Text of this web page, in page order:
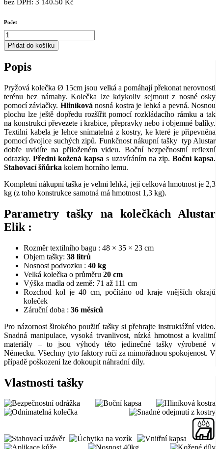
bez DPH: 3 140.50 Kč
Počet
Přidat do košíku
Popis
Pryžová kolečka Ø 15cm jsou velká a pomáhají překonat nerovnosti
terénu bez námahy. Kolečka lze kdykoliv sejmout z nosné osky
pomocí závlačky. Hliníková nosná kostra je lehká a pevná. Nosnou
plochu lze ještě dopředu rozšířit pomocí rozkládacího rámku a tak
na konstrukci převezete i krabice, přepravky nebo i objemné balíky.
Textilní kabela je lehce snímatelná z kostry, ke které je připevněna
pomocí dvojice suchých zipů. Funkčnost nákupní tašky typ Alustar
dobře uvidíte na přiloženém videu. Boční bezpečnostní reflexní
odrazky.Přední kožená kapsa s uzavíráním na zip. Boční kapsa.
Stahovací šňůrka kolem horního lemu.
Kompletní nákupní taška je velmi lehká, její celková hmotnost je 2,3
kg (z toho konstrukce samotná má hmotnost 1,3 kg).
Parametry tašky na kolečkách Alustar
Elik :
Rozměr textilního bagu : 48 × 35 × 23 cm
Objem tašky: 38 litrů
Nosnost podvozku : 40 kg
Velká kolečka o průměru 20 cm
Výška madla od země: 71 až 111 cm
Rozchod kol je 40 cm, počítáno od kraje vnějších okrajů
koleček
Záruční doba : 36 měsíců
Pro názornost širokého použití tašky si přehrajte instruktážní video.
Snadná manipulace, vysoká trvanlivost, nízká hmotnost a kvalitní
materiály – to jsou výhody této jedinečné tašky výrobené v
Německu. Všechny tyto faktory ručí za mimořádnou spokojenost. V
případě poškození lze dokoupit náhradní díly.
Vlastnosti tašky